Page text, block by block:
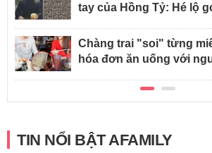
tay của Hồng Tỷ: Hé lộ
Chàng trai "soi" từng
hóa đơn ăn uống với
TIN NỔI BẬT AFAMILY